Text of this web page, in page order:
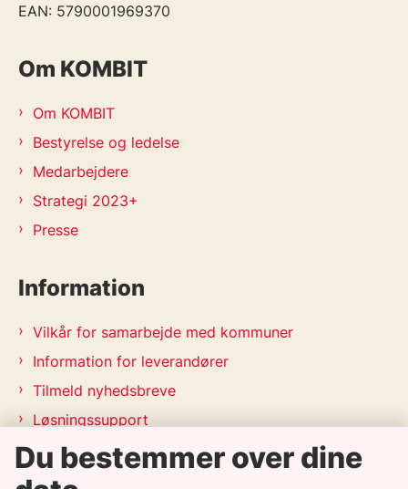
EAN: 5790001969370
Om KOMBIT
Om KOMBIT
Bestyrelse og ledelse
Medarbejdere
Strategi 2023+
Presse
Information
Vilkår for samarbejde med kommuner
Information for leverandører
Tilmeld nyhedsbreve
Løsningssupport
Releasekalender
APV-handleplan 2026
Du bestemmer over dine